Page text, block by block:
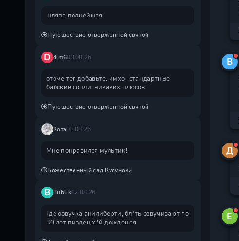
B
Д
E
шляпа полнейшая
Путешествие отверженной святой
D dim603.08.26
отоме тег добавьте. имхо- стандартные
бабские сопли. никаких плюсов!
Путешествие отверженной святой
Котэ03.08.26
Мне понравился мультик!
Божественный сад Кусуноки
B Bublik02.08.26
Где озвучка анилиберти, бл*ть озвучивают по
30 лет пиздец х*й дождëшся